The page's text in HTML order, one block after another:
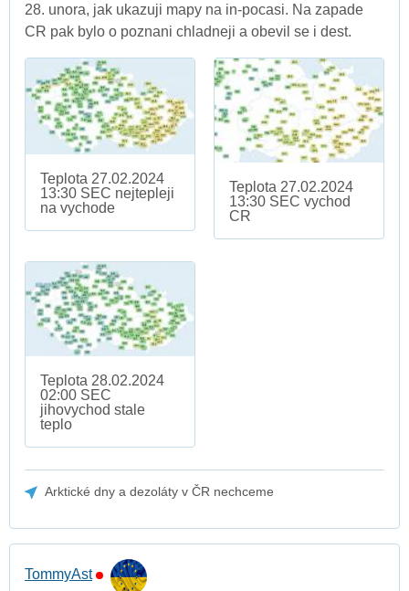
28. unora, jak ukazuji mapy na in-pocasi. Na zapade
CR pak bylo o poznani chladneji a obevil se i dest.
Teplota 27.02.2024
13:30 SEC nejtepleji
na vychode
Teplota 27.02.2024
13:30 SEC vychod
CR
Teplota 28.02.2024
02:00 SEC
jihovychod stale
teplo
Arktické dny a dezoláty v ČR nechceme
TommyAst